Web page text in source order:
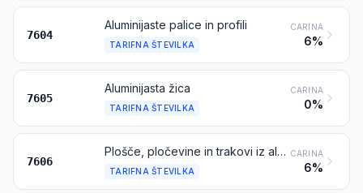
7604
Aluminijaste palice in profili
TARIFNA ŠTEVILKA
CARINA
6%
7605
Aluminijasta žica
TARIFNA ŠTEVILKA
CARINA
0%
7606
Plošče, pločevine in trakovi iz aluminija, debeline več kot 0,20 mm
TARIFNA ŠTEVILKA
CARINA
6%